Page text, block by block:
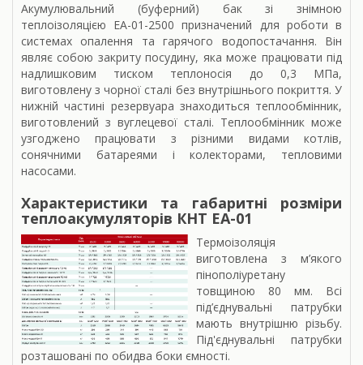
Акумулювальний (буферний) бак зі знімною
теплоізоляцією ЕА-01-2500 призначений для роботи в
системах опалення та гарячого водопостачання. Він
являє собою закриту посудину, яка може працювати під
надлишковим тиском теплоносія до 0,3 МПа,
виготовлену з чорної сталі без внутрішнього покриття. У
нижній частині резервуара знаходиться теплообмінник,
виготовлений з вуглецевої сталі. Теплообмінник може
узгоджено працювати з різними видами котлів,
сонячними батареями і колекторами, тепловими
насосами.
Характеристики та габаритні розміри
теплоакумуляторів КНТ ЕА-01
Термоізоляція
виготовлена з м’якого
пінополіуретану
товщиною 80 мм. Всі
під’єднувальні патрубки
мають внутрішню різьбу.
Під'єднувальні патрубки
розташовані по обидва боки ємності.